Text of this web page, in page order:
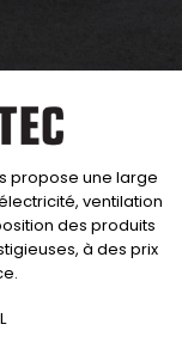
propose une large
ventilation
des produits
à des prix